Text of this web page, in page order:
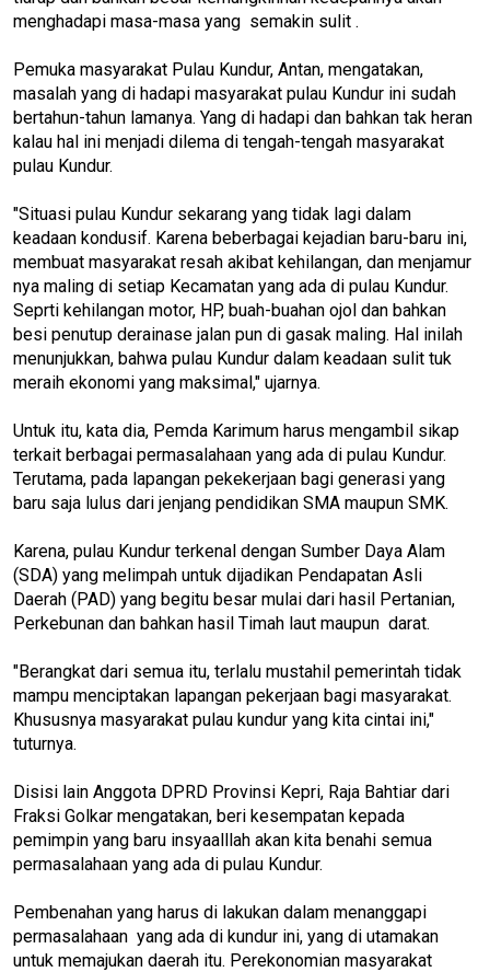
menghadapi masa-masa yang semakin sulit .
Pemuka masyarakat Pulau Kundur, Antan, mengatakan,
masalah yang di hadapi masyarakat pulau Kundur ini sudah
bertahun-tahun lamanya. Yang di hadapi dan bahkan tak heran
kalau hal ini menjadi dilema di tengah-tengah masyarakat
pulau Kundur.
"Situasi pulau Kundur sekarang yang tidak lagi dalam
keadaan kondusif. Karena beberbagai kejadian baru-baru ini,
membuat masyarakat resah akibat kehilangan, dan menjamur
nya maling di setiap Kecamatan yang ada di pulau Kundur.
Seprti kehilangan motor, HP, buah-buahan ojol dan bahkan
besi penutup derainase jalan pun di gasak maling. Hal inilah
menunjukkan, bahwa pulau Kundur dalam keadaan sulit tuk
meraih ekonomi yang maksimal," ujarnya.
Untuk itu, kata dia, Pemda Karimum harus mengambil sikap
terkait berbagai permasalahaan yang ada di pulau Kundur.
Terutama, pada lapangan pekekerjaan bagi generasi yang
baru saja lulus dari jenjang pendidikan SMA maupun SMK.
Karena, pulau Kundur terkenal dengan Sumber Daya Alam
(SDA) yang melimpah untuk dijadikan Pendapatan Asli
Daerah (PAD) yang begitu besar mulai dari hasil Pertanian,
Perkebunan dan bahkan hasil Timah laut maupun darat.
"Berangkat dari semua itu, terlalu mustahil pemerintah tidak
mampu menciptakan lapangan pekerjaan bagi masyarakat.
Khususnya masyarakat pulau kundur yang kita cintai ini,"
tuturnya.
Disisi lain Anggota DPRD Provinsi Kepri, Raja Bahtiar dari
Fraksi Golkar mengatakan, beri kesempatan kepada
pemimpin yang baru insyaalllah akan kita benahi semua
permasalahaan yang ada di pulau Kundur.
Pembenahan yang harus di lakukan dalam menanggapi
permasalahaan yang ada di kundur ini, yang di utamakan
untuk memajukan daerah itu. Perekonomian masyarakat